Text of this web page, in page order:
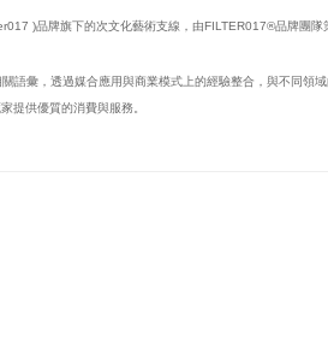
)品牌旗下的次文化藝術支線，由FILTER017®品牌團隊
彙，透過媒合應用與商業模式上的經驗整合，與不同領
提供優質的消費與服務。